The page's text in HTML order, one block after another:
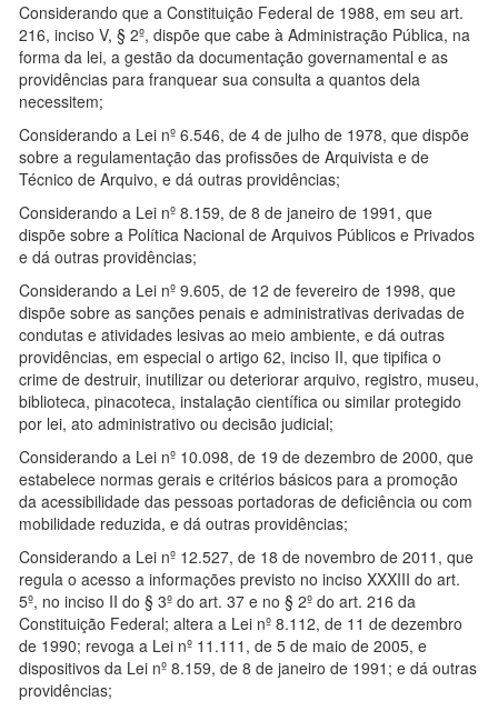
Considerando que a Constituição Federal de 1988, em seu art.
216, inciso V, § 2º, dispõe que cabe à Administração Pública, na
forma da lei, a gestão da documentação governamental e as
providências para franquear sua consulta a quantos dela
necessitem;
Considerando a Lei nº 6.546, de 4 de julho de 1978, que dispõe
sobre a regulamentação das profissões de Arquivista e de
Técnico de Arquivo, e dá outras providências;
Considerando a Lei nº 8.159, de 8 de janeiro de 1991, que
dispõe sobre a Política Nacional de Arquivos Públicos e Privados
e dá outras providências;
Considerando a Lei nº 9.605, de 12 de fevereiro de 1998, que
dispõe sobre as sanções penais e administrativas derivadas de
condutas e atividades lesivas ao meio ambiente, e dá outras
providências, em especial o artigo 62, inciso II, que tipifica o
crime de destruir, inutilizar ou deteriorar arquivo, registro, museu,
biblioteca, pinacoteca, instalação científica ou similar protegido
por lei, ato administrativo ou decisão judicial;
Considerando a Lei nº 10.098, de 19 de dezembro de 2000, que
estabelece normas gerais e critérios básicos para a promoção
da acessibilidade das pessoas portadoras de deficiência ou com
mobilidade reduzida, e dá outras providências;
Considerando a Lei nº 12.527, de 18 de novembro de 2011, que
regula o acesso a informações previsto no inciso XXXIII do art.
5º, no inciso II do § 3º do art. 37 e no § 2º do art. 216 da
Constituição Federal; altera a Lei nº 8.112, de 11 de dezembro
de 1990; revoga a Lei nº 11.111, de 5 de maio de 2005, e
dispositivos da Lei nº 8.159, de 8 de janeiro de 1991; e dá outras
providências;